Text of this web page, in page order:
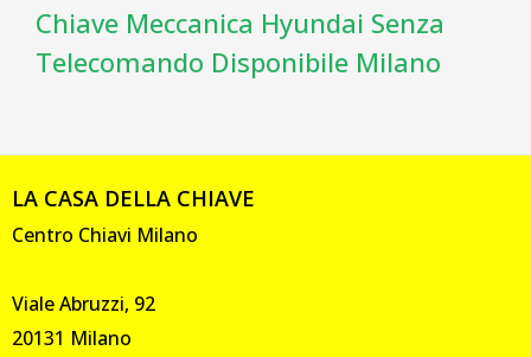
Chiave Meccanica Hyundai Senza
Telecomando Disponibile Milano
LA CASA DELLA CHIAVE
Centro Chiavi Milano
Viale Abruzzi, 92
20131 Milano